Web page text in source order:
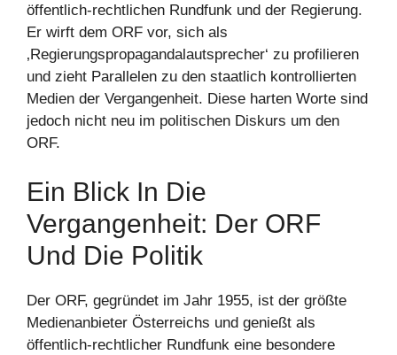
öffentlich-rechtlichen Rundfunk und der Regierung.
Er wirft dem ORF vor, sich als
‚Regierungspropagandalautsprecher‘ zu profilieren
und zieht Parallelen zu den staatlich kontrollierten
Medien der Vergangenheit. Diese harten Worte sind
jedoch nicht neu im politischen Diskurs um den
ORF.
Ein Blick In Die
Vergangenheit: Der ORF
Und Die Politik
Der ORF, gegründet im Jahr 1955, ist der größte
Medienanbieter Österreichs und genießt als
öffentlich-rechtlicher Rundfunk eine besondere